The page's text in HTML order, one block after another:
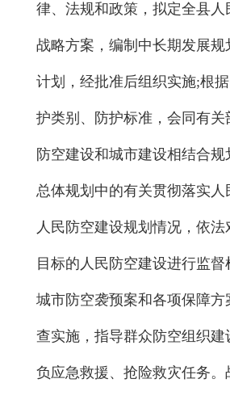
律、法规和政策，拟定全县人
战略方案，编制中长期发展规
计划，经批准后组织实施;根
护类别、防护标准，会同有关
防空建设和城市建设相结合
总体规划中的有关贯彻落实人
人民防空建设规划情况，依
目标的人民防空建设进行监
城市防空袭预案和各项保障方
查实施，指导群众防空组织建
负应急救援、抢险救灾任务。